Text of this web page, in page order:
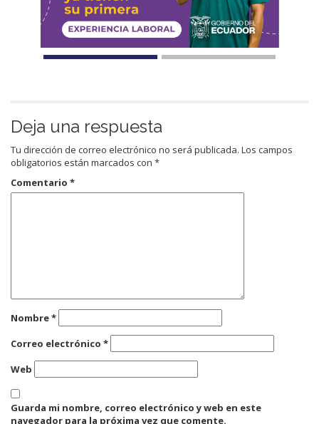
Deja una respuesta
Tu dirección de correo electrónico no será publicada. Los campos
obligatorios están marcados con *
Comentario *
Nombre*
Correo electrónico *
Web
Guarda mi nombre, correo electrónico y web en este
navegador para la próxima vez que comente.